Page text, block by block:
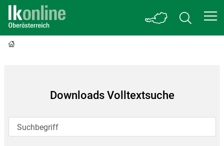
Downloads Volltextsuche
Suchbegriff